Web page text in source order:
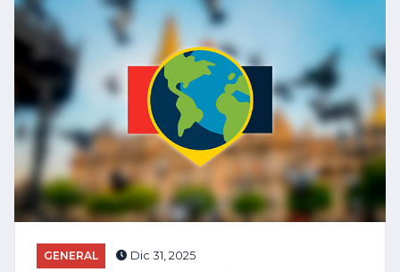
GENERAL Dic 31, 2025